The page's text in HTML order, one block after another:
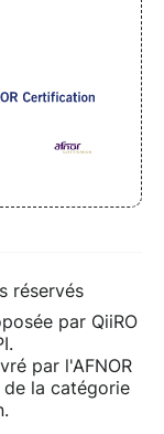
réservés
par QiiRO
par l'AFNOR
la catégorie